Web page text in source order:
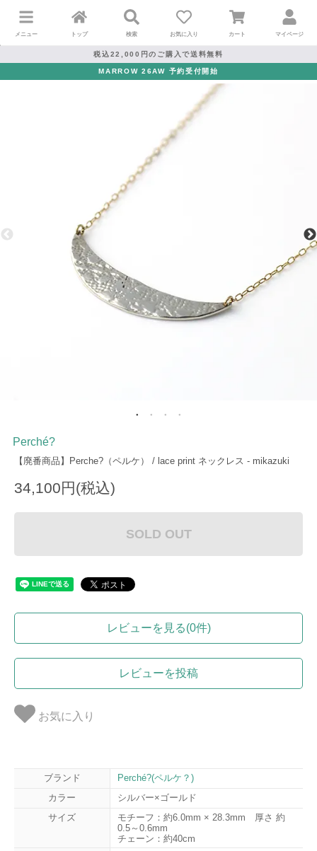
メニュー トップ 検索 お気に入り カート マイページ
税込22,000円のご購入で送料無料
MARROW 26AW 予約受付開始
Perché?
【廃番商品】Perche?（ペルケ） / lace print ネックレス - mikazuki
34,100円(税込)
SOLD OUT
レビューを見る(0件)
レビューを投稿
お気に入り
ブランド
Perché?(ペルケ？)
カラー
シルバー×ゴールド
サイズ
モチーフ：約6.0mm × 28.3mm 厚さ 約
0.5～0.6mm
チェーン：約40cm